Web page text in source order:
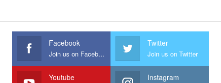
Facebook
Join us on Facebook
Twitter
Join us on Twitter
Youtube Instagram